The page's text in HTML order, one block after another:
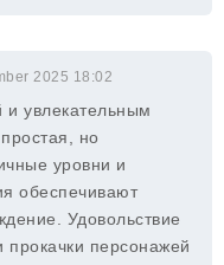
2025 18:02
и увлекательным
но
уровни и
обеспечивают
Удовольствие
прокачки персонажей